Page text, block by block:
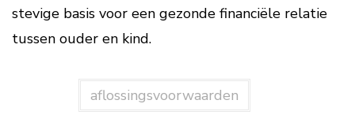
stevige basis voor een gezonde financiële relatie
tussen ouder en kind.
aflossingsvoorwaarden